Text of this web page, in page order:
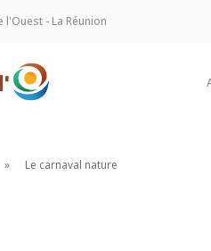
- La Réunion
Le carnaval nature